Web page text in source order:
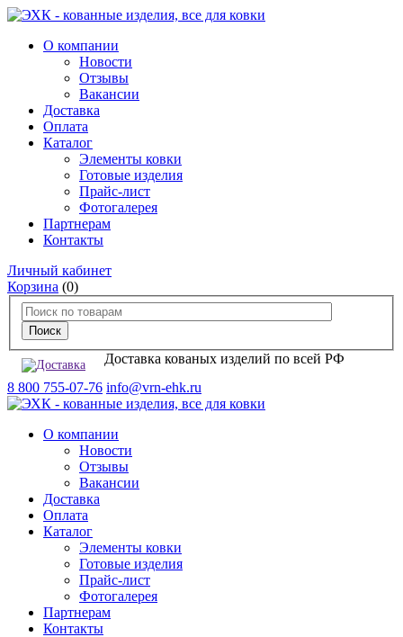
О компании
Новости
Отзывы
Вакансии
Доставка
Оплата
Каталог
Элементы ковки
Готовые изделия
Прайс-лист
Фотогалерея
Партнерам
Контакты
Личный кабинет
Корзина (0)
Доставка кованых изделий по всей РФ
8 800 755-07-76 info@vrn-ehk.ru
О компании
Новости
Отзывы
Вакансии
Доставка
Оплата
Каталог
Элементы ковки
Готовые изделия
Прайс-лист
Фотогалерея
Партнерам
Контакты